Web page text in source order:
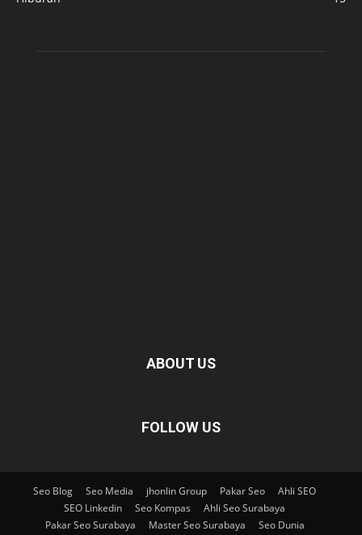
ABOUT US
FOLLOW US
Seo Blog Seo Media jhonlin Group Pakar Seo
Ahli SEO
SEO Linkedin
Seo Kompas
Ahli Seo Surabaya
Pakar Seo Surabaya
Master Seo Surabaya Seo Dunia